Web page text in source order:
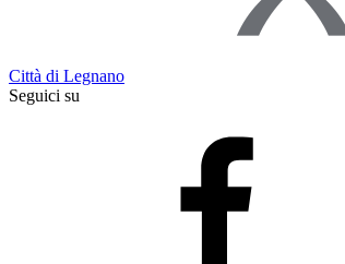
Città di Legnano
Seguici su